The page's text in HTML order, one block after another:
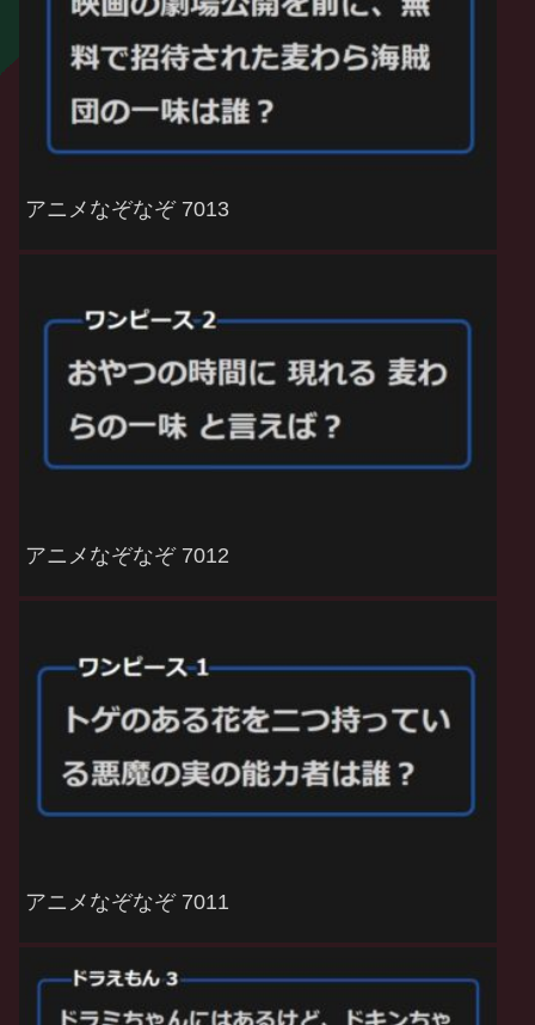
アニメなぞなぞ 7013
アニメなぞなぞ 7012
アニメなぞなぞ 7011